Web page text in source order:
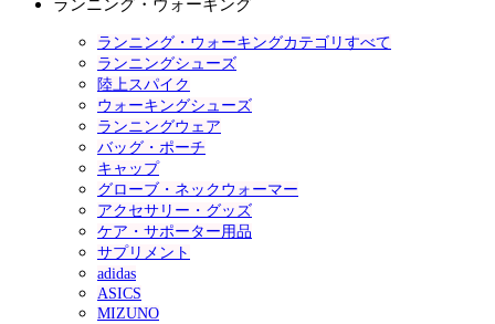
ランニング・ウォーキング
ランニング・ウォーキングカテゴリすべて
ランニングシューズ
陸上スパイク
ウォーキングシューズ
ランニングウェア
バッグ・ポーチ
キャップ
グローブ・ネックウォーマー
アクセサリー・グッズ
ケア・サポーター用品
サプリメント
adidas
ASICS
MIZUNO